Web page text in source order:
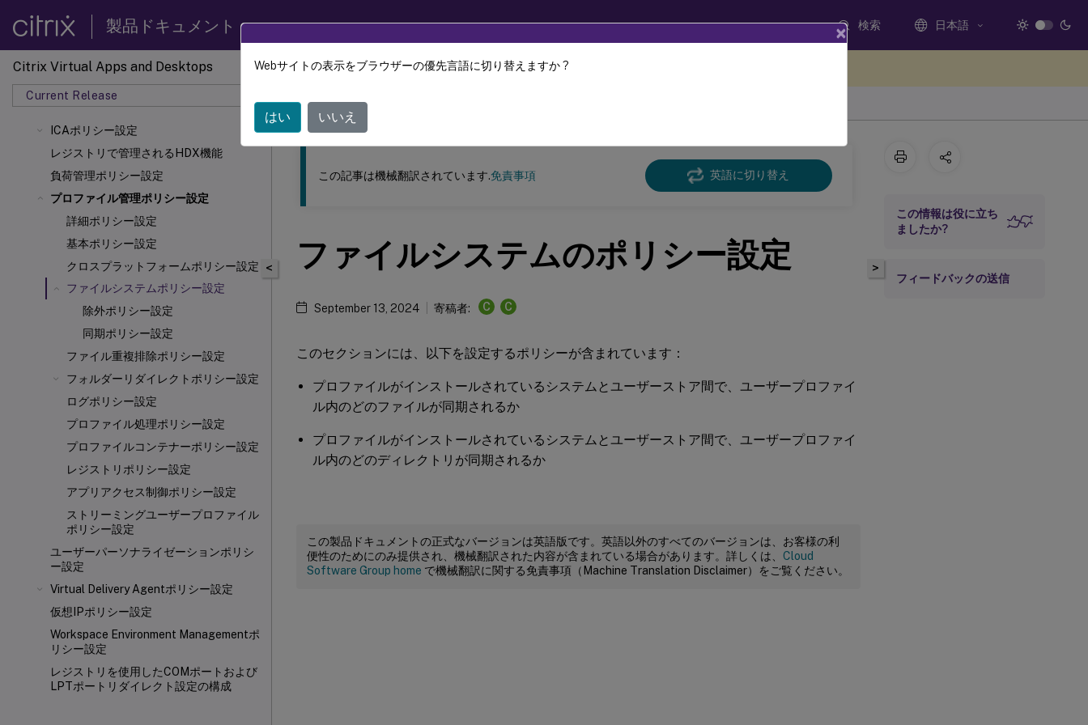
製品ドキュメント 検索 日本語
Citrix Virtual Apps and Desktops
Current Release
ICAポリシー設定
レジストリで管理されるHDX機能
負荷管理ポリシー設定
プロファイル管理ポリシー設定
詳細ポリシー設定
基本ポリシー設定
クロスプラットフォームポリシー設定
ファイルシステムポリシー設定
除外ポリシー設定
同期ポリシー設定
ファイル重複排除ポリシー設定
フォルダーリダイレクトポリシー設定
ログポリシー設定
プロファイル処理ポリシー設定
プロファイルコンテナーポリシー設定
レジストリポリシー設定
アプリアクセス制御ポリシー設定
ストリーミングユーザープロファイル
ポリシー設定
ユーザーパーソナライゼーションポリシ
ー設定
Virtual Delivery Agentポリシー設定
仮想IPポリシー設定
Workspace Environment Managementポ
リシー設定
レジストリを使用したCOMポートおよび
LPTポートリダイレクト設定の構成
このコンテンツは動的に機械翻訳されています。
Citrix Virtual Apps and Desktops
<
この記事は機械翻訳されています.免責事項 英語に切り替え
ファイルシステムのポリシー設定
September 13, 2024 寄稿者: C C
このセクションには、以下を設定するポリシーが含まれています：
プロファイルがインストールされているシステムとユーザーストア間で、ユーザープロファイ
ル内のどのファイルが同期されるか
プロファイルがインストールされているシステムとユーザーストア間で、ユーザープロファイ
ル内のどのディレクトリが同期されるか
この製品ドキュメントの正式なバージョンは英語版です。英語以外のすべてのバージョンは、お客様の利
便性のためにのみ提供され、機械翻訳された内容が含まれている場合があります。詳しくは、 Cloud
Software Group home で機械翻訳に関する免責事項（Machine Translation Disclaimer）をご覧ください。
>
この情報は役に立ち
ましたか?
フィードバックの送信
×
Webサイトの表示をブラウザーの優先言語に切り替えますか ?
はい いいえ